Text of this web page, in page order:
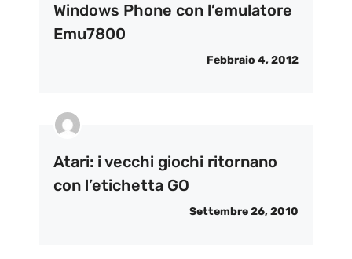
Windows Phone con l’emulatore
Emu7800
Febbraio 4, 2012
Atari: i vecchi giochi ritornano
con l’etichetta GO
Settembre 26, 2010